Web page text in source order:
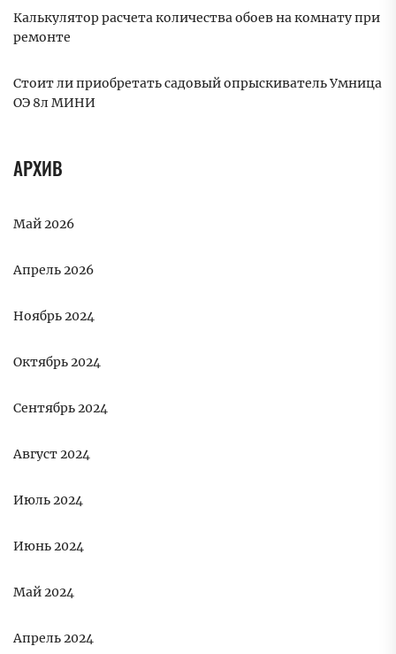
Калькулятор расчета количества обоев на комнату при
ремонте
Стоит ли приобретать садовый опрыскиватель Умница
ОЭ 8л МИНИ
АРХИВ
Май 2026
Апрель 2026
Ноябрь 2024
Октябрь 2024
Сентябрь 2024
Август 2024
Июль 2024
Июнь 2024
Май 2024
Апрель 2024